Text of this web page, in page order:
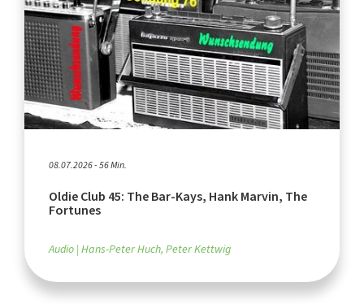
08.07.2026 - 56 Min.
Oldie Club 45: The Bar-Kays, Hank Marvin, The
Fortunes
Audio Hans-Peter Huch, Peter Kettwig